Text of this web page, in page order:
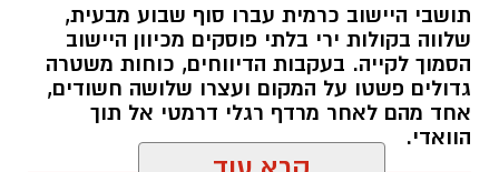
תושבי היישוב כרמית עברו סוף שבוע מבעית,
שלווה בקולות ירי בלתי פוסקים מכיוון היישוב
הסמוך לקייה. בעקבות הדיווחים, כוחות משטרה
גדולים פשטו על המקום ועצרו שלושה חשודים,
אחד מהם לאחר מרדף רגלי דרמטי אל תוך
הוואדי.